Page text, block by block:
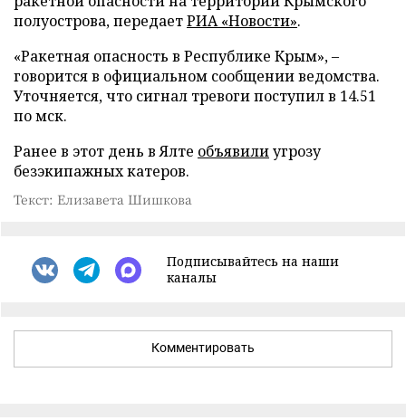
полуострова, передаетРИА «Новости».
«Ракетная опасность в Республике Крым», –
говорится в официальном сообщении ведомства.
Уточняется, что сигнал тревоги поступил в 14.51
по мск.
Ранее в этот день в Ялте объявилиугрозу
безэкипажных катеров.
Текст: Елизавета Шишкова
Подписывайтесь на наши
каналы
Комментировать